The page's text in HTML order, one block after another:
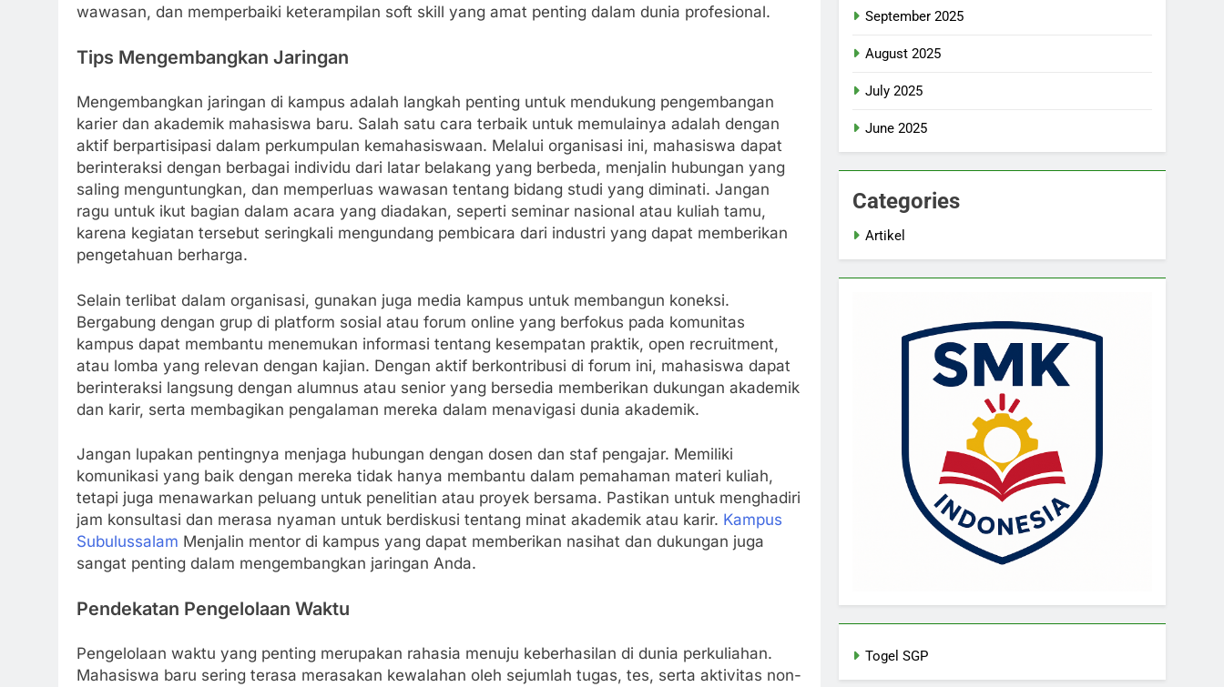
wawasan, dan memperbaiki keterampilan soft skill yang amat penting dalam dunia profesional.
Tips Mengembangkan Jaringan
Mengembangkan jaringan di kampus adalah langkah penting untuk mendukung pengembangan
karier dan akademik mahasiswa baru. Salah satu cara terbaik untuk memulainya adalah dengan
aktif berpartisipasi dalam perkumpulan kemahasiswaan. Melalui organisasi ini, mahasiswa dapat
berinteraksi dengan berbagai individu dari latar belakang yang berbeda, menjalin hubungan yang
saling menguntungkan, dan memperluas wawasan tentang bidang studi yang diminati. Jangan
ragu untuk ikut bagian dalam acara yang diadakan, seperti seminar nasional atau kuliah tamu,
karena kegiatan tersebut seringkali mengundang pembicara dari industri yang dapat memberikan
pengetahuan berharga.
Selain terlibat dalam organisasi, gunakan juga media kampus untuk membangun koneksi.
Bergabung dengan grup di platform sosial atau forum online yang berfokus pada komunitas
kampus dapat membantu menemukan informasi tentang kesempatan praktik, open recruitment,
atau lomba yang relevan dengan kajian. Dengan aktif berkontribusi di forum ini, mahasiswa dapat
berinteraksi langsung dengan alumnus atau senior yang bersedia memberikan dukungan akademik
dan karir, serta membagikan pengalaman mereka dalam menavigasi dunia akademik.
Jangan lupakan pentingnya menjaga hubungan dengan dosen dan staf pengajar. Memiliki
komunikasi yang baik dengan mereka tidak hanya membantu dalam pemahaman materi kuliah,
tetapi juga menawarkan peluang untuk penelitian atau proyek bersama. Pastikan untuk menghadiri
jam konsultasi dan merasa nyaman untuk berdiskusi tentang minat akademik atau karir. Kampus
Subulussalam Menjalin mentor di kampus yang dapat memberikan nasihat dan dukungan juga
sangat penting dalam mengembangkan jaringan Anda.
Pendekatan Pengelolaan Waktu
Pengelolaan waktu yang penting merupakan rahasia menuju keberhasilan di dunia perkuliahan.
Mahasiswa baru sering terasa merasakan kewalahan oleh sejumlah tugas, tes, serta aktivitas non-
September 2025
August 2025
July 2025
June 2025
Categories
Artikel
Togel SGP